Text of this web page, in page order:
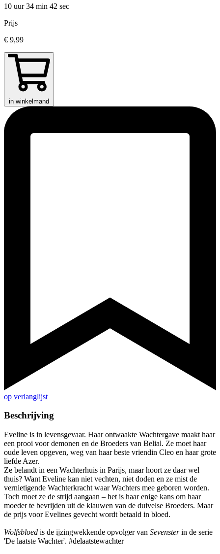
10 uur 34 min 42 sec
Prijs
€ 9,99
in winkelmand
op verlanglijst
Beschrijving
Eveline is in levensgevaar. Haar ontwaakte Wachtergave maakt haar
een prooi voor demonen en de Broeders van Belial. Ze moet haar
oude leven opgeven, weg van haar beste vriendin Cleo en haar grote
liefde Azer.
Ze belandt in een Wachterhuis in Parijs, maar hoort ze daar wel
thuis? Want Eveline kan niet vechten, niet doden en ze mist de
vernietigende Wachterkracht waar Wachters mee geboren worden.
Toch moet ze de strijd aangaan – het is haar enige kans om haar
moeder te bevrijden uit de klauwen van de duivelse Broeders. Maar
de prijs voor Evelines gevecht wordt betaald in bloed.
Wolfsbloed is de ijzingwekkende opvolger van Sevensterin de serie
'De laatste Wachter'. #delaatstewachter